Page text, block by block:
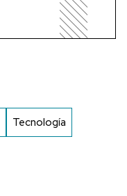
Tecnología